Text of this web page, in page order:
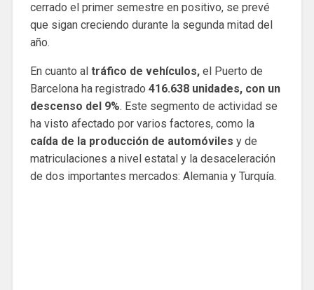
cerrado el primer semestre en positivo, se prevé
que sigan creciendo durante la segunda mitad del
año.
En cuanto al tráfico de vehículos,el Puerto de
Barcelona ha registrado 416.638 unidades, con un
descenso del 9%. Este segmento de actividad se
ha visto afectado por varios factores, como la
caída de la producción de automóviles y de
matriculaciones a nivel estatal y la desaceleración
de dos importantes mercados: Alemania y Turquía.